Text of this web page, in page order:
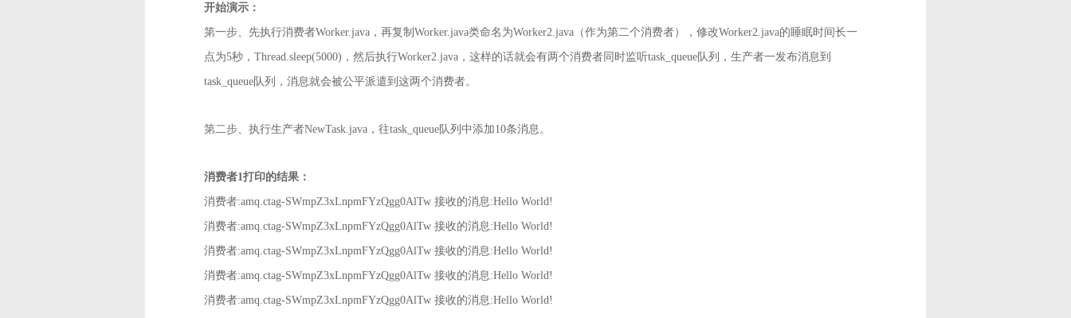
开始演示：
第一步、先执行消费者Worker.java，再复制Worker.java类命名为Worker2.java（作为第二个消费者），修改Worker2.java的睡眠时间长一
点为5秒，Thread.sleep(5000)，然后执行Worker2.java，这样的话就会有两个消费者同时监听task_queue队列，生产者一发布消息到
task_queue队列，消息就会被公平派遣到这两个消费者。
第二步、执行生产者NewTask.java，往task_queue队列中添加10条消息。
消费者1打印的结果：
消费者:amq.ctag-SWmpZ3xLnpmFYzQgg0AlTw 接收的消息:Hello World!
消费者:amq.ctag-SWmpZ3xLnpmFYzQgg0AlTw 接收的消息:Hello World!
消费者:amq.ctag-SWmpZ3xLnpmFYzQgg0AlTw 接收的消息:Hello World!
消费者:amq.ctag-SWmpZ3xLnpmFYzQgg0AlTw 接收的消息:Hello World!
消费者:amq.ctag-SWmpZ3xLnpmFYzQgg0AlTw 接收的消息:Hello World!